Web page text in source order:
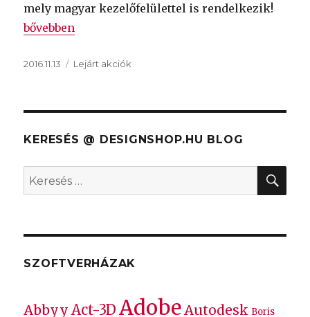
mely magyar kezelőfelülettel is rendelkezik!
„CorelDRAW Graphics Suite X6, 50%
bővebben
Közzétéve
2016.11.13 Kategória
Lejárt akciók
KERESÉS @ DESIGNSHOP.HU BLOG
Keresés
a
kifejezésre:
SZOFTVERHÁZAK
Abbyy Act-3D Adobe Autodesk Boris